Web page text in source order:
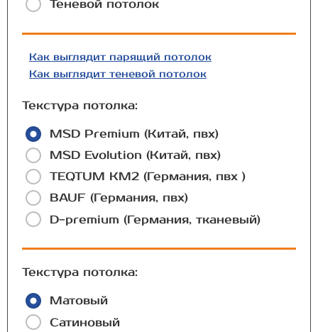
Теневой потолок
Как выглядит парящий потолок
Как выглядит теневой потолок
Текстура потолка:
MSD Premium (Китай, пвх)
MSD Evolution (Китай, пвх)
TEQTUM КМ2 (Германия, пвх )
BAUF (Германия, пвх)
D-premium (Германия, тканевый)
Текстура потолка:
Матовый
Сатиновый